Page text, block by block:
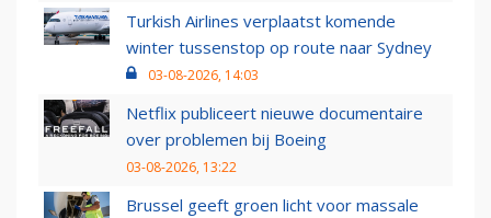
Turkish Airlines verplaatst komende
winter tussenstop op route naar Sydney
03-08-2026, 14:03
Netflix publiceert nieuwe documentaire
over problemen bij Boeing
03-08-2026, 13:22
Brussel geeft groen licht voor massale